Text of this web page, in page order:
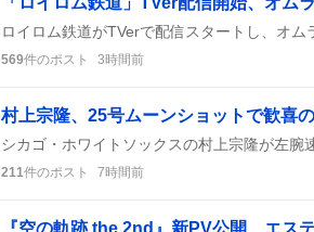
569件のポスト 3時間前
村上宗隆、25号ムーンショットで歓喜
211件のポスト 7時間前